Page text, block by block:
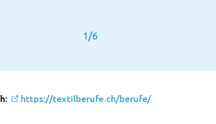
1/6
https://textilberufe.ch/berufe/